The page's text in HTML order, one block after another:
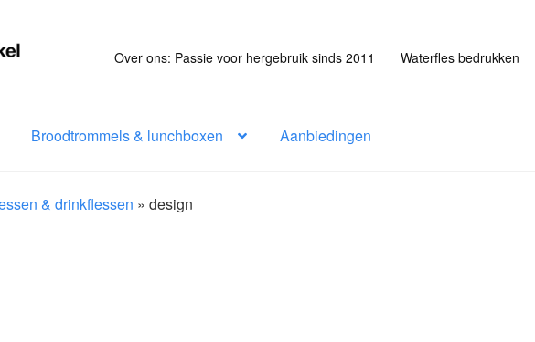
Over ons: Passie voor hergebruik sinds 2011 Waterfles bedrukken
Broodtrommels & lunchboxen Aanbiedingen
& drinkflessen »design